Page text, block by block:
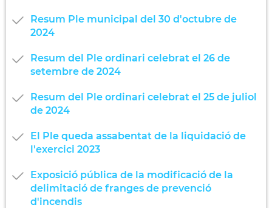
Resum Ple municipal del 30 d'octubre de
2024
Resum del Ple ordinari celebrat el 26 de
setembre de 2024
Resum del Ple ordinari celebrat el 25 de juliol
de 2024
El Ple queda assabentat de la liquidació de
l'exercici 2023
Exposició pública de la modificació de la
delimitació de franges de prevenció
d'incendis